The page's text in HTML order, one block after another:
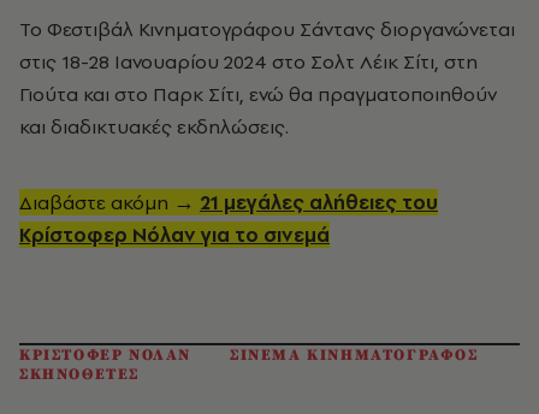
Το Φεστιβάλ Κινηματογράφου Σάντανς διοργανώνεται
στις 18-28 Ιανουαρίου 2024 στο Σολτ Λέικ Σίτι, στη
Γιούτα και στο Παρκ Σίτι, ενώ θα πραγματοποιηθούν
και διαδικτυακές εκδηλώσεις.
Διαβάστε ακόμη → 21 μεγάλες αλήθειες του
Κρίστοφερ Νόλαν για το σινεμά
ΚΡΙΣΤΟΦΕΡ ΝΟΛΑΝ
ΣΙΝΕΜΑ ΚΙΝΗΜΑΤΟΓΡΑΦΟΣ
ΣΚΗΝΟΘΕΤΕΣ